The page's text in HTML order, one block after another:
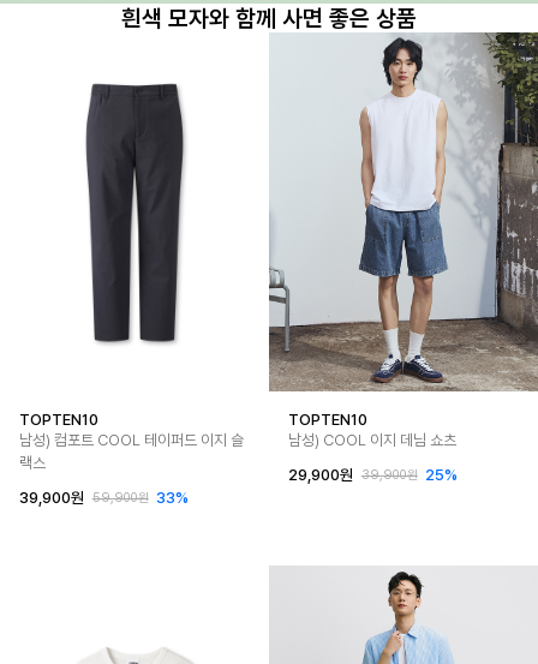
흰색 모자와 함께 사면 좋은 상품
TOPTEN10
남성) 컴포트 COOL 테이퍼드 이지 슬
랙스
39,900원
59,900원 33%
TOPTEN10
남성) COOL 이지 데님 쇼츠
29,900원
39,900원 25%